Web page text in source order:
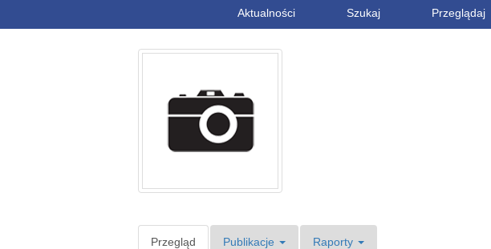
Aktualności Szukaj Przeglądaj
Przegląd Publikacje Raporty